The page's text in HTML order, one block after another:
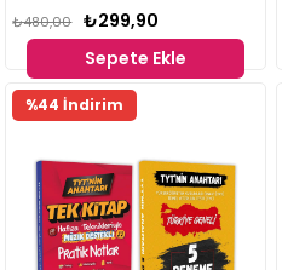
₺299,90
₺480,00
Sepete Ekle
%44 İndirim